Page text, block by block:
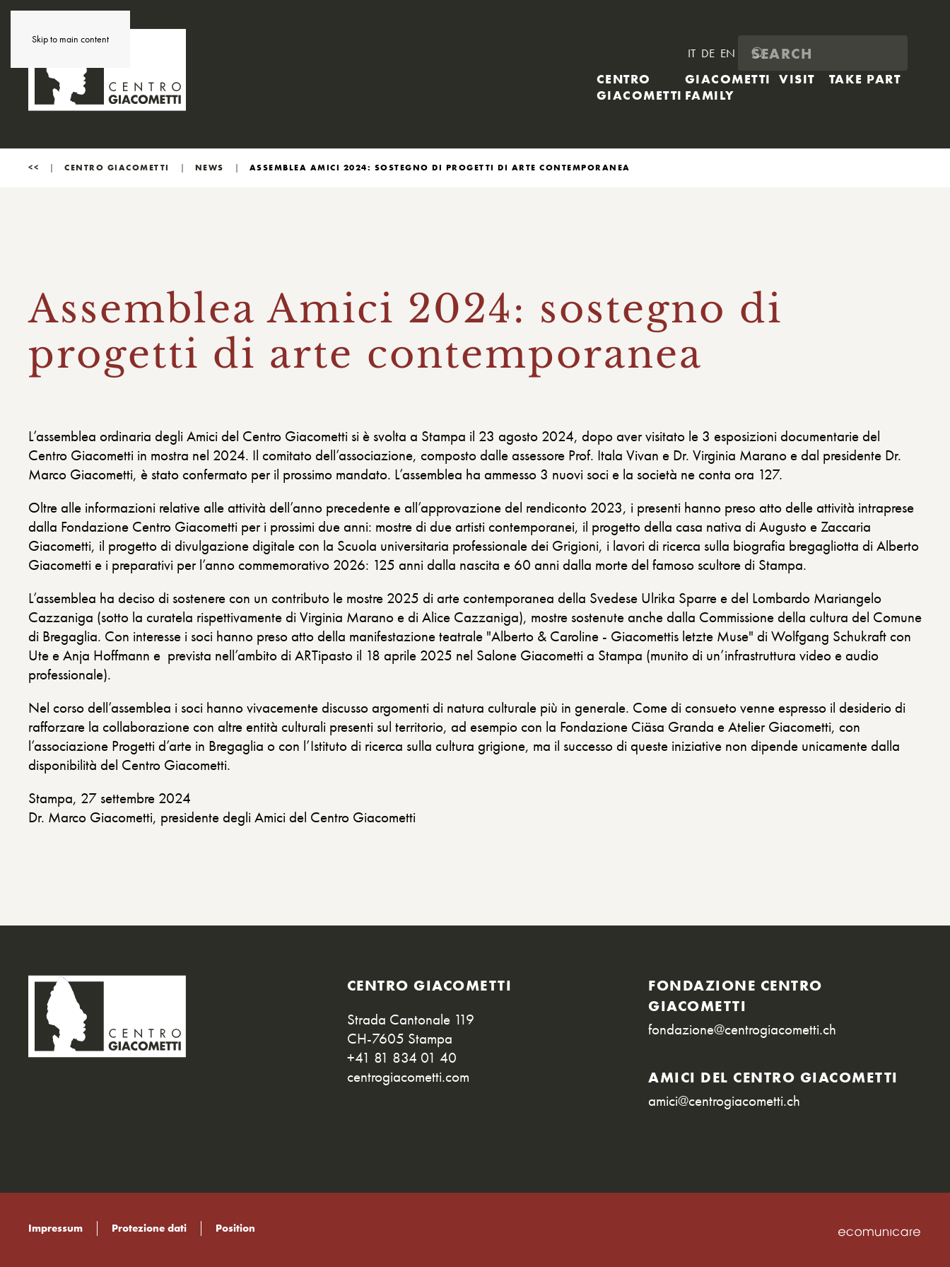
Skip to main content
IT DE EN
CENTRO
GIACOMETTI
GIACOMETTI
FAMILY
VISIT TAKE PART
<< CENTRO GIACOMETTI NEWS ASSEMBLEA AMICI 2024: SOSTEGNO DI PROGETTI DI ARTE CONTEMPORANEA
Assemblea Amici 2024: sostegno di
progetti di arte contemporanea
L’assemblea ordinaria degli Amici del Centro Giacometti si è svolta a Stampa il 23 agosto 2024, dopo aver visitato le 3 esposizioni documentarie del
Centro Giacometti in mostra nel 2024. Il comitato dell’associazione, composto dalle assessore Prof. Itala Vivan e Dr. Virginia Marano e dal presidente Dr.
Marco Giacometti, è stato confermato per il prossimo mandato. L’assemblea ha ammesso 3 nuovi soci e la società ne conta ora 127.
Oltre alle informazioni relative alle attività dell’anno precedente e all’approvazione del rendiconto 2023, i presenti hanno preso atto delle attività intraprese
dalla Fondazione Centro Giacometti per i prossimi due anni: mostre di due artisti contemporanei, il progetto della casa nativa di Augusto e Zaccaria
Giacometti, il progetto di divulgazione digitale con la Scuola universitaria professionale dei Grigioni, i lavori di ricerca sulla biografia bregagliotta di Alberto
Giacometti e i preparativi per l’anno commemorativo 2026: 125 anni dalla nascita e 60 anni dalla morte del famoso scultore di Stampa.
L’assemblea ha deciso di sostenere con un contributo le mostre 2025 di arte contemporanea della Svedese Ulrika Sparre e del Lombardo Mariangelo
Cazzaniga (sotto la curatela rispettivamente di Virginia Marano e di Alice Cazzaniga), mostre sostenute anche dalla Commissione della cultura del Comune
di Bregaglia. Con interesse i soci hanno preso atto della manifestazione teatrale "Alberto & Caroline - Giacomettis letzte Muse" di Wolfgang Schukraft con
Ute e Anja Hoffmann e prevista nell’ambito di ARTipasto il 18 aprile 2025 nel Salone Giacometti a Stampa (munito di un’infrastruttura video e audio
professionale).
Nel corso dell’assemblea i soci hanno vivacemente discusso argomenti di natura culturale più in generale. Come di consueto venne espresso il desiderio di
rafforzare la collaborazione con altre entità culturali presenti sul territorio, ad esempio con la Fondazione Ciäsa Granda e Atelier Giacometti, con
l’associazione Progetti d’arte in Bregaglia o con l’Istituto di ricerca sulla cultura grigione, ma il successo di queste iniziative non dipende unicamente dalla
disponibilità del Centro Giacometti.
Stampa, 27 settembre 2024
Dr. Marco Giacometti, presidente degli Amici del Centro Giacometti
CENTRO GIACOMETTI
Strada Cantonale 119
CH-7605 Stampa
+41 81 834 01 40
centrogiacometti.com
FONDAZIONE CENTRO
GIACOMETTI
fondazione@centrogiacometti.ch
AMICI DEL CENTRO GIACOMETTI
amici@centrogiacometti.ch
Impressum Protezione dati Position